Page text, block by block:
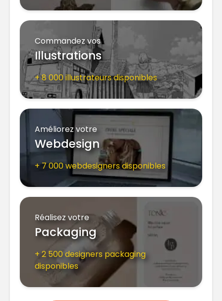
Commandez vos
Illustrations
+ 8 000 illustrateurs disponibles
Améliorez votre
Webdesign
+ 7 000 webdesigners disponibles
Réalisez votre
Packaging
+ 2 500 designers packaging
disponibles